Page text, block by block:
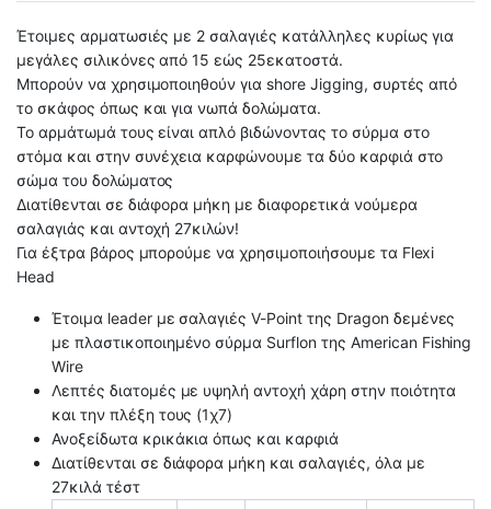
Έτοιμες αρματωσιές με 2 σαλαγιές κατάλληλες κυρίως για
μεγάλες σιλικόνες από 15 εώς 25εκατοστά.
Μπορούν να χρησιμοποιηθούν για shore Jigging, συρτές από
το σκάφος όπως και για νωπά δολώματα.
Το αρμάτωμά τους είναι απλό βιδώνοντας το σύρμα στο
στόμα και στην συνέχεια καρφώνουμε τα δύο καρφιά στο
σώμα του δολώματος
Διατίθενται σε διάφορα μήκη με διαφορετικά νούμερα
σαλαγιάς και αντοχή 27κιλών!
Για έξτρα βάρος μπορούμε να χρησιμοποιήσουμε τα Flexi
Head
Έτοιμα leader με σαλαγιές V-Point της Dragon δεμένες
με πλαστικοποιημένο σύρμα Surflon της American Fishing
Wire
Λεπτές διατομές με υψηλή αντοχή χάρη στην ποιότητα
και την πλέξη τους (1χ7)
Ανοξείδωτα κρικάκια όπως και καρφιά
Διατίθενται σε διάφορα μήκη και σαλαγιές, όλα με
27κιλά τέστ